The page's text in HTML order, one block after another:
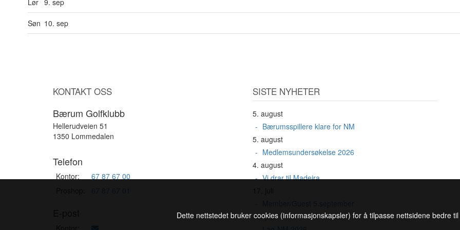
Lør 9. sep
Søn 10. sep
KONTAKT OSS
Bærum Golfklubb
Hellerudveien 51
1350 Lommedalen
Telefon
Kontor:
67 87 67 00
SISTE NYHETER
5. august
Bærumsspillere klare for NM
5. august
Medlemsundersøkelse 2026
4. august
Vi drar til Madeira
16. juli
Dette nettstedet bruker cookies (informasjonskapsler) for å tilpasse nettsidene bedre